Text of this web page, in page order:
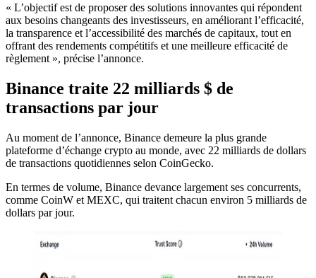
« L’objectif est de proposer des solutions innovantes qui répondent
aux besoins changeants des investisseurs, en améliorant l’efficacité,
la transparence et l’accessibilité des marchés de capitaux, tout en
offrant des rendements compétitifs et une meilleure efficacité de
règlement », précise l’annonce.
Binance traite 22 milliards $ de
transactions par jour
Au moment de l’annonce, Binance demeure la plus grande
plateforme d’échange crypto au monde, avec 22 milliards de dollars
de transactions quotidiennes selon CoinGecko.
En termes de volume, Binance devance largement ses concurrents,
comme CoinW et MEXC, qui traitent chacun environ 5 milliards de
dollars par jour.